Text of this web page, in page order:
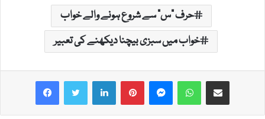
حرف "س" سے شروع ہونے والے خواب
خواب میں سبزی بیچنا دیکھنے کی تعبیر
LinkedInPinterestMessengerWhatsAppShare via Email